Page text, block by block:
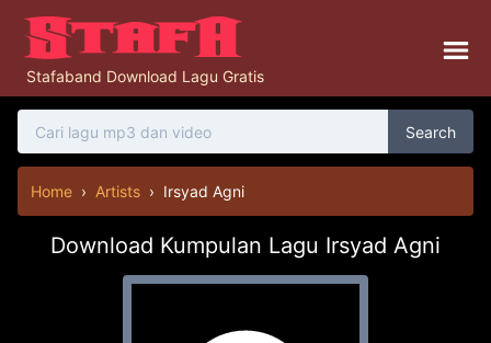
Stafaband Download Lagu Gratis
Search
Home › Artists › Irsyad Agni
Download Kumpulan Lagu Irsyad Agni